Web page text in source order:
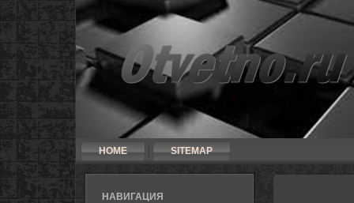
HOME SITEMAP
НАВИГАЦИЯ